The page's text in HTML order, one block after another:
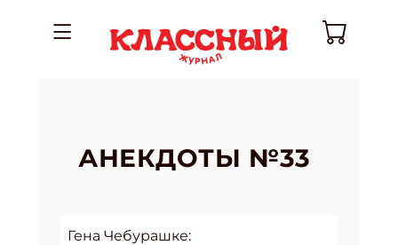
АНЕКДОТЫ №33
Гена Чебурашке: